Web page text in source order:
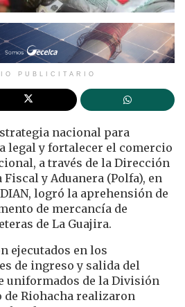
PUBLICITARIO
nacional para
legal y fortalecer el comercio
a través de la Dirección
y Aduanera (Polfa), en
logró la aprehensión de
de mercancía de
de La Guajira.
ejecutados en los
de ingreso y salida del
uniformados de la División
de Riohacha realizaron